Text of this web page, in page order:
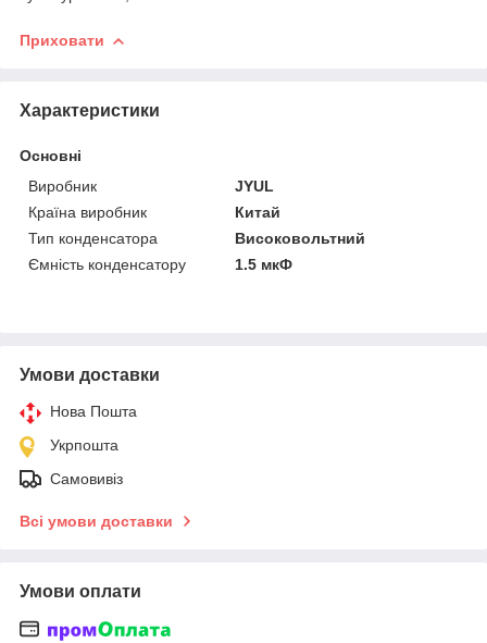
Приховати
Характеристики
Основні
Виробник
JYUL
Країна виробник
Китай
Тип конденсатора
Високовольтний
Ємність конденсатору
1.5 мкФ
Умови доставки
Нова Пошта
Укрпошта
Самовивіз
Всі умови доставки
Умови оплати